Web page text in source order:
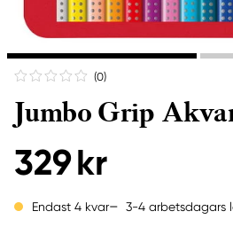
(0)
Jumbo Grip
329 kr
Endast 4 kvar 3-4 arbetsdagars